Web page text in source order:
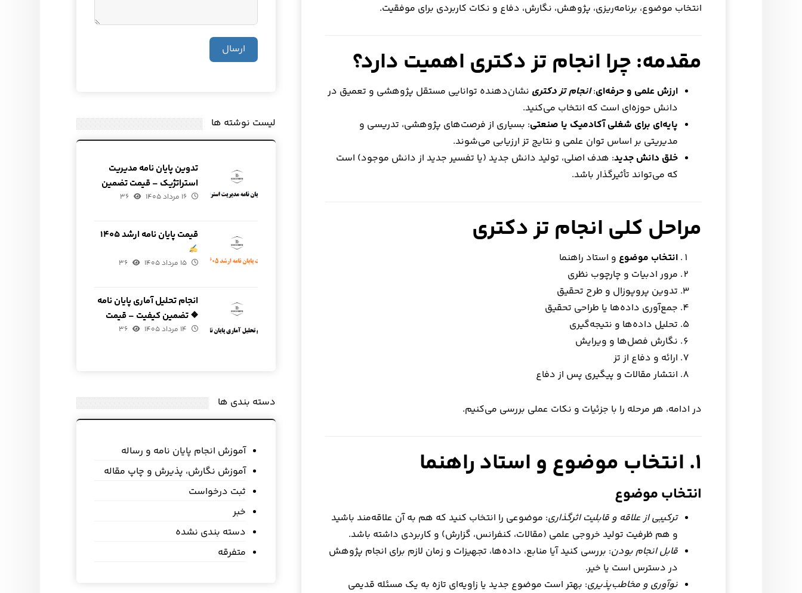
انتخاب موضوع، برنامه‌ریزی، پژوهش، نگارش، دفاع و نکات کاربردی برای موفقیت.
مقدمه: چرا انجام تز دکتری اهمیت دارد؟
ارزش علمی و حرفه‌ای:انجام تز دکتری نشان‌دهنده توانایی مستقل پژوهشی و تعمیق در
دانش حوزه‌ای است که انتخاب می‌کنید.
پایه‌ای برای شغلی آکادمیک یا صنعتی: بسیاری از فرصت‌های پژوهشی، تدریسی و
مدیریتی بر اساس توان علمی و نتایج تز ارزیابی می‌شوند.
خلق دانش جدید: هدف اصلی، تولید دانش جدید (یا تفسیر جدید از دانش موجود) است
که می‌تواند تأثیرگذار باشد.
مراحل کلی انجام تز دکتری
انتخاب موضوع و استاد راهنما
مرور ادبیات و چارچوب نظری
تدوین پروپوزال و طرح تحقیق
جمع‌آوری داده‌ها یا طراحی تحقیق
تحلیل داده‌ها و نتیجه‌گیری
نگارش فصل‌ها و ویرایش
ارائه و دفاع از تز
انتشار مقالات و پیگیری پس از دفاع
در ادامه، هر مرحله را با جزئیات و نکات عملی بررسی می‌کنیم.
۱. انتخاب موضوع و استاد راهنما
انتخاب موضوع
ترکیبی از علاقه و قابلیت اثرگذاری: موضوعی را انتخاب کنید که هم به آن علاقه‌مند باشید
و هم ظرفیت تولید خروجی علمی (مقالات، کنفرانس، گزارش) و کاربردی داشته باشد.
قابل انجام بودن: بررسی کنید آیا منابع، داده‌ها، تجهیزات و زمان لازم برای انجام پژوهش
در دسترس است یا خیر.
نوآوری و مخاطب‌پذیری: بهتر است موضوع جدید یا زاویه‌ای تازه به یک مسئله قدیمی
ارسال
لیست نوشته ها
تدوین پایان نامه مدیریت
استراتژیک – قیمت تضمین
شده
۱۶ مرداد ۱۴۰۵ ۳۶
قیمت پایان نامه ارشد ۱۴۰۵
۱۵ مرداد ۱۴۰۵ ۳۶
انجام تحلیل آماری پایان نامه
❖ تضمین کیفیت – قیمت
مناسب
۱۴ مرداد ۱۴۰۵ ۳۶
دسته بندی ها
آموزش انجام پایان نامه و رساله
آموزش نگارش، پذیرش و چاپ مقاله
ثبت درخواست
خبر
دسته بندی نشده
متفرقه